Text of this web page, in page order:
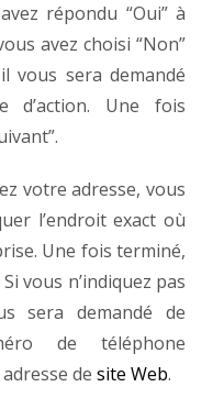
répondu “Oui” à
avez choisi “Non”
vous sera demandé
d’action. Une fois
votre adresse, vous
l’endroit exact où
Une fois terminé,
vous n’indiquez pas
sera demandé de
de téléphone
de site Web.